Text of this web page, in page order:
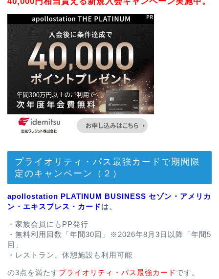
プライオリティ・パス最強カードで期間限
定のキャンペーン（２）
apollostation PLATINUM BUSINESS セゾン・アメリカ
ン・エキスプレス・カードは、
・家族会員にもPP発行
・無料利用回数「年間30回」※2026年8月3日以降「年間5
回」
・レストラン、休憩施設も利用可能
の3点を満たすプライオリティ・パス最強カード です。